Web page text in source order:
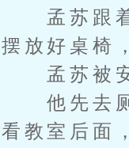
孟苏跟着
摆放好桌椅
孟苏被安
他先去厕
看教室后面